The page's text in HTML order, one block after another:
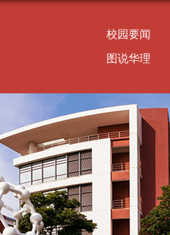
校园要闻
图说华理